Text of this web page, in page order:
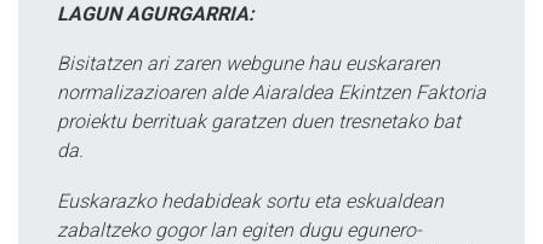
LAGUN AGURGARRIA:
Bisitatzen ari zaren webgune hau euskararen
normalizazioaren alde Aiaraldea Ekintzen Faktoria
proiektu berrituak garatzen duen tresnetako bat
da.
Euskarazko hedabideak sortu eta eskualdean
zabaltzeko gogor lan egiten dugu egunero-